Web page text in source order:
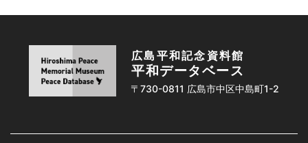
広島平和記念資料館
平和データベース
〒730-0811 広島市中区中島町1-2